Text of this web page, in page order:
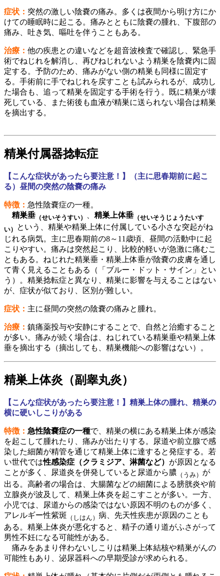
症状： 突然の激しい陰嚢の痛み。多くは夜間から明け方にか
けての睡眠時に起こる。痛みとともに陰嚢の腫れ、下腹部の
痛み、吐き気、嘔吐を伴うこともある。
治療： 他の疾患との違いなどを超音波検査で確認し、緊急手
術でねじれを解消し、再びねじれないよう精巣を陰嚢内に固
定する。予防のため、痛みがない側の精巣も同様に固定す
る。手術前に手でねじれを戻すことも試みられるが、成功し
た場合も、追って精巣を固定する手術を行う。既に精巣が壊
死している、また術後も血液が精巣に送られない場合は精巣
を摘出する。
精巣付属器捻転症
【こんな症状があったら要注意！】（主に思春期前に起こ
る）昼間の突然の陰嚢の痛み
特徴： 急性陰嚢症の一種。
精巣垂 （せいそうすい） 精巣上体垂 （せいそうじょうたいす
い）
という、精巣や精巣上体に付属している小さな突起がね
じれる病気。主に思春期前の8～11歳頃、昼間の活動中に起
こりやすい。痛みは突然起こり、比較的軽いが急激に痛むこ
ともある。ねじれた精巣垂・精巣上体垂が陰嚢の皮膚を通し
て青く見えることもある（「ブルー・ドット・サイン」とい
う）。精巣捻転症と異なり、精巣に影響を与えることはない
が、症状が似ており、区別が難しい。
症状： 主に昼間の突然の陰嚢の痛みと腫れ。
治療： 鎮痛薬投与や安静にすることで、自然と治癒すること
が多い。痛みが続く場合は、ねじれている精巣垂や精巣上体
垂を摘出する（摘出しても、精巣機能への影響はない）。
精巣上体炎（副睾丸炎）
【こんな症状があったら要注意！】精巣上体の腫れ、精巣の
横に硬いしこりがある
特徴： 急性陰嚢症の一種で、精巣の横にある精巣上体が感染
を起こして腫れたり、痛みが出たりする。尿道や前立腺で感
染した細菌が精管を通じて精巣上体に達すると発症する。若
い世代では性感染症（クラミジア、淋菌など） が原因となる
ことが多く、尿道炎を併発していると尿道から膿 （うみ） が
出る。高齢者の場合は、大腸菌などの細菌による膀胱炎や前
立腺炎が波及して、精巣上体炎を起こすことが多い。一方、
小児では、尿道からの感染ではない原因不明のものが多く、
アレルギー性紫斑 （しはん） 病、先天性疾患が原因のことも
ある。精巣上体炎が悪化すると、精子の通り道がふさがって
男性不妊になる可能性がある。
痛みをあまり伴わないしこりは精巣上体結核や精巣がんの
可能性もあり、泌尿器科への早期受診が求められる。